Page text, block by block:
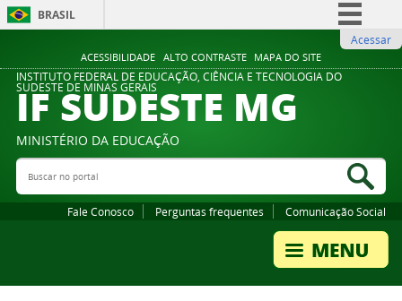
ACESSIBILIDADE ALTO CONTRASTE MAPA DO SITE
BRASIL
Comunica BR
Participe
Legislação
Acessar
INSTITUTO FEDERAL DE EDUCAÇÃO, CIÊNCIA E TECNOLOGIA DO
SUDESTE DE MINAS GERAIS
IF SUDESTE MG
MINISTÉRIO DA EDUCAÇÃO
Buscar no portal
Fale Conosco Perguntas frequentes Comunicação Social